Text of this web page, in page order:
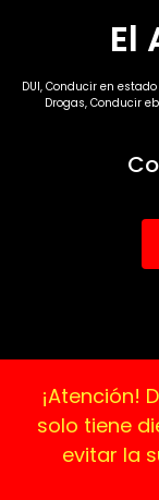
El
DUI, Conducir en
Drogas, Conducir
¡Atención!
solo tiene
evitar la